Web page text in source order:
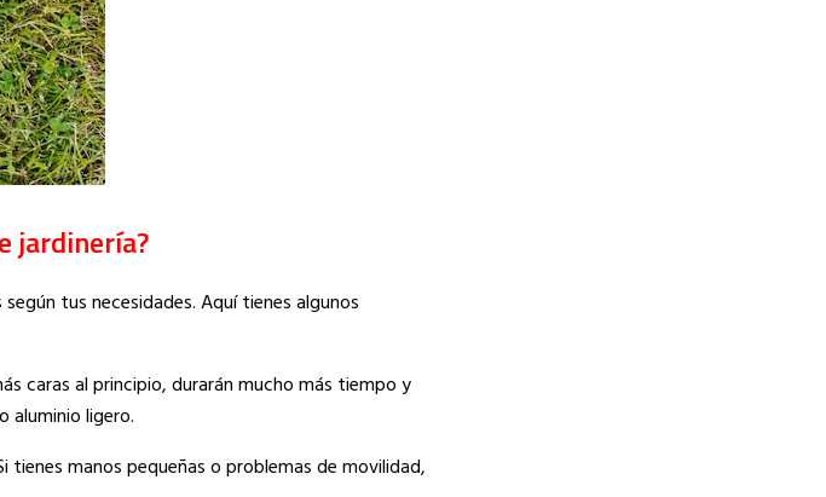
jardinería?
tus necesidades. Aquí tienes algunos
caras al principio, durarán mucho más tiempo y
aluminio ligero.
manos pequeñas o problemas de movilidad,